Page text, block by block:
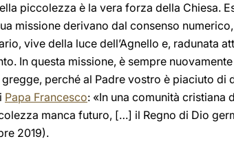
piccolezza è la vera forza della Chiesa.
missione derivano dal consenso
vive della luce dell’Agnello e, radunata
In questa missione, è sempre
perché al Padre vostro è piaciuto di
Papa Francesco: «In una comunità cristiana
manca futuro, […] il Regno di Dio
2019).